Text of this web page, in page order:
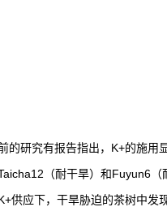
研究有报告指出，K+的施
（耐干旱）和Fuyun6
供应下，干旱胁迫的茶树中